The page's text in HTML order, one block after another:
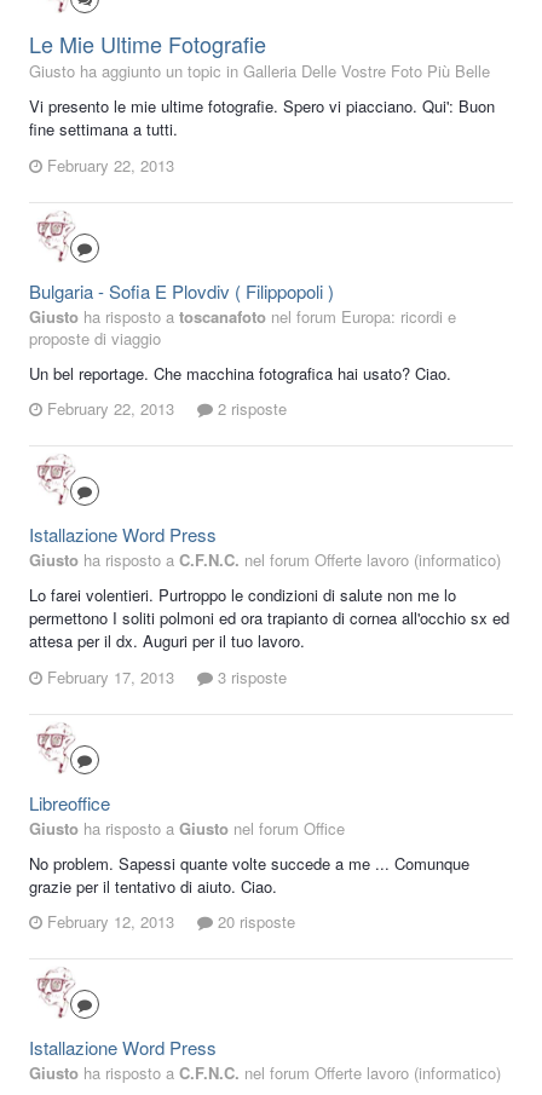
Le Mie Ultime Fotografie
Giusto ha aggiunto un topic in Galleria Delle Vostre Foto Più Belle
Vi presento le mie ultime fotografie. Spero vi piacciano. Qui': Buon
fine settimana a tutti.
February 22, 2013
Bulgaria - Sofia E Plovdiv ( Filippopoli )
Giusto ha risposto a toscanafoto nel forum Europa: ricordi e
proposte di viaggio
Un bel reportage. Che macchina fotografica hai usato? Ciao.
February 22, 2013
2 risposte
Istallazione Word Press
Giusto ha risposto a C.F.N.C. nel forum Offerte lavoro (informatico)
Lo farei volentieri. Purtroppo le condizioni di salute non me lo
permettono I soliti polmoni ed ora trapianto di cornea all'occhio sx ed
attesa per il dx. Auguri per il tuo lavoro.
February 17, 2013
3 risposte
Libreoffice
Giusto ha risposto a Giusto nel forum Office
No problem. Sapessi quante volte succede a me ... Comunque
grazie per il tentativo di aiuto. Ciao.
February 12, 2013
20 risposte
Istallazione Word Press
Giusto ha risposto a C.F.N.C. nel forum Offerte lavoro (informatico)